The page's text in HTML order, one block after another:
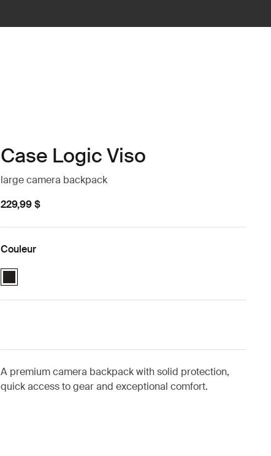
Case Logic Viso
large camera backpack
229,99 $
Couleur
Case Logic Viso Large Camera Backpack Noir (selected)
A premium camera backpack with solid protection,
quick access to gear and exceptional comfort.